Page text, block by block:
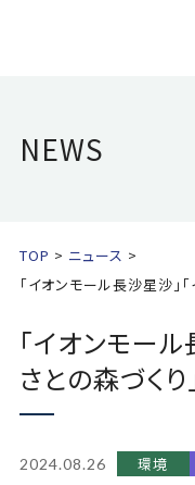
NEWS
TOP
ニュース
「イオンモール長沙星沙」
「イオンモー
さとの森づく
2024.08.26 環境